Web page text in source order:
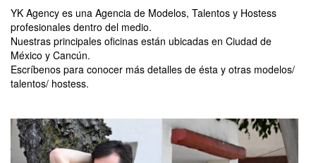
YK Agency es una Agencia de Modelos, Talentos y Hostess
profesionales dentro del medio.
Nuestras principales oficinas están ubicadas en Ciudad de
México y Cancún.
Escríbenos para conocer más detalles de ésta y otras modelos/
talentos/ hostess.